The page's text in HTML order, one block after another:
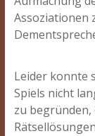
Assoziationen
Leider konnte
Spiels nicht
zu